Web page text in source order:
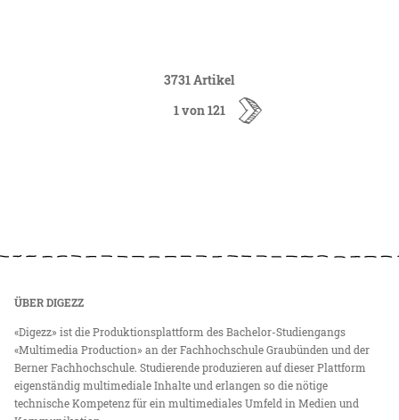
3731 Artikel
1 von 121
ÜBER DIGEZZ
«Digezz» ist die Produktionsplattform des Bachelor-Studiengangs
«Multimedia Production» an der Fachhochschule Graubünden und der
Berner Fachhochschule. Studierende produzieren auf dieser Plattform
eigenständig multimediale Inhalte und erlangen so die nötige
technische Kompetenz für ein multimediales Umfeld in Medien und